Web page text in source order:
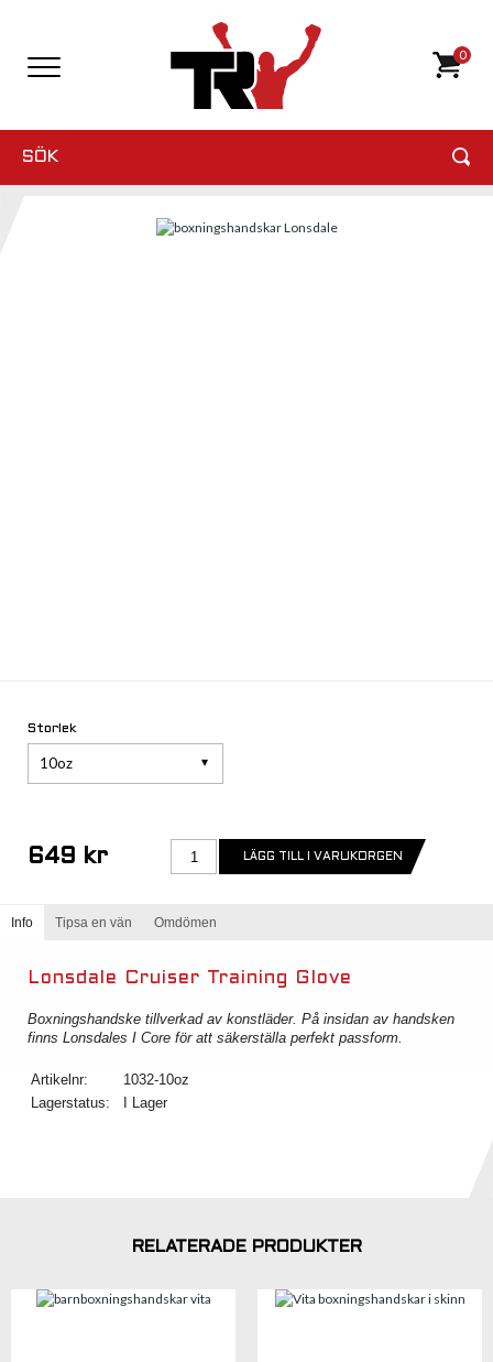
0
SÖK
Storlek
10oz
649 kr
Info Tipsa en vän Omdömen
Lonsdale Cruiser Training Glove
Boxningshandske tillverkad av konstläder. På insidan av handsken
finns Lonsdales I Core för att säkerställa perfekt passform.
Artikelnr:
1032-10oz
Lagerstatus:
I Lager
RELATERADE PRODUKTER